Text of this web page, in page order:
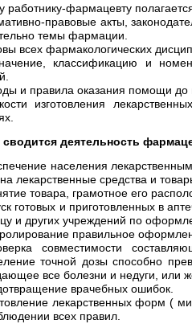
работнику-фармацевту
правовые акты,
темы фармации.
всех фармакологических
классификацию и
и правила оказания помощи до
изготовления
сводится деятельность
населения
лекарственные средства и
товара, грамотное его
готовых и приготовленных в
и других учреждений по
правильное
совместимости
точной дозы способно
все болезни и недуги, или
врачебных ошибок.
лекарственных форм (
всех правил.